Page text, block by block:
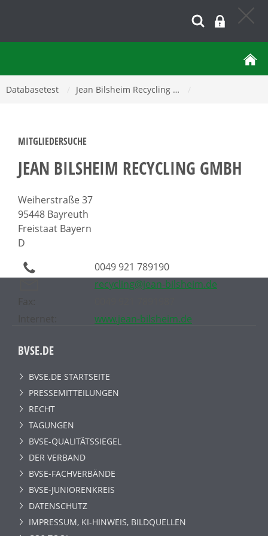
Databasetest Jean Bilsheim Recycling …
MITGLIEDERSUCHE
JEAN BILSHEIM RECYCLING GMBH
Weiherstraße 37
95448 Bayreuth
Freistaat Bayern
D
0049 921 789190
recycling@jean-bilsheim.de
www.jean-bilsheim.de
BVSE.DE
BVSE.DE STARTSEITE
PRESSEMITTEILUNGEN
RECHT
TAGUNGEN
BVSE-QUALITÄTSSIEGEL
DER VERBAND
BVSE-FACHVERBÄNDE
BVSE-JUNIORENKREIS
DATENSCHUTZ
IMPRESSUM, KI-HINWEIS, BILDQUELLEN